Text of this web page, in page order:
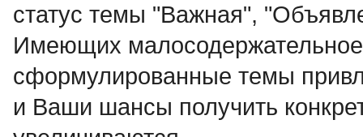
статус темы "Важная",
Имеющих
сформулированные темы
и Ваши шансы получить